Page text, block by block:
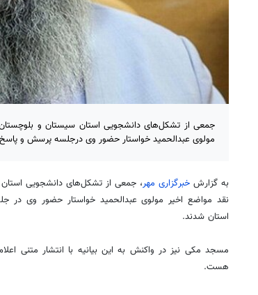
مولوی عبدالحمید خواستار حضور وی درجلسه پرسش و
‌به گزارش خبرگزاری مهر
نقد مواضع اخیر مولوی عبدالحمید خواستار حضور وی در
استان شدند.
مسجد مکی نیز در واکنش به این بیانیه با انتشار متنی
هست.